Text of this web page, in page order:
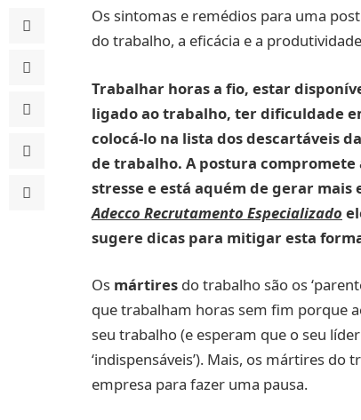
Os sintomas e remédios para uma
do trabalho, a eficácia e a produtividade
Trabalhar horas a fio, estar
ligado ao trabalho, ter dificuldade
colocá-lo na lista dos descartáveis
de trabalho. A postura compromete
stresse e está aquém de gerar
Adecco Recrutamento Especializado
sugere dicas para mitigar esta
Os mártires do trabalho são os
que trabalham horas sem fim porque
seu trabalho (e esperam que o seu
‘indispensáveis’). Mais, os mártires
empresa para fazer uma pausa.